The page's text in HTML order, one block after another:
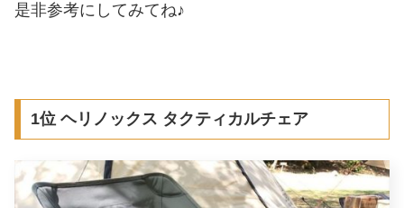
是非参考にしてみてね♪
1位 ヘリノックス タクティカルチェア